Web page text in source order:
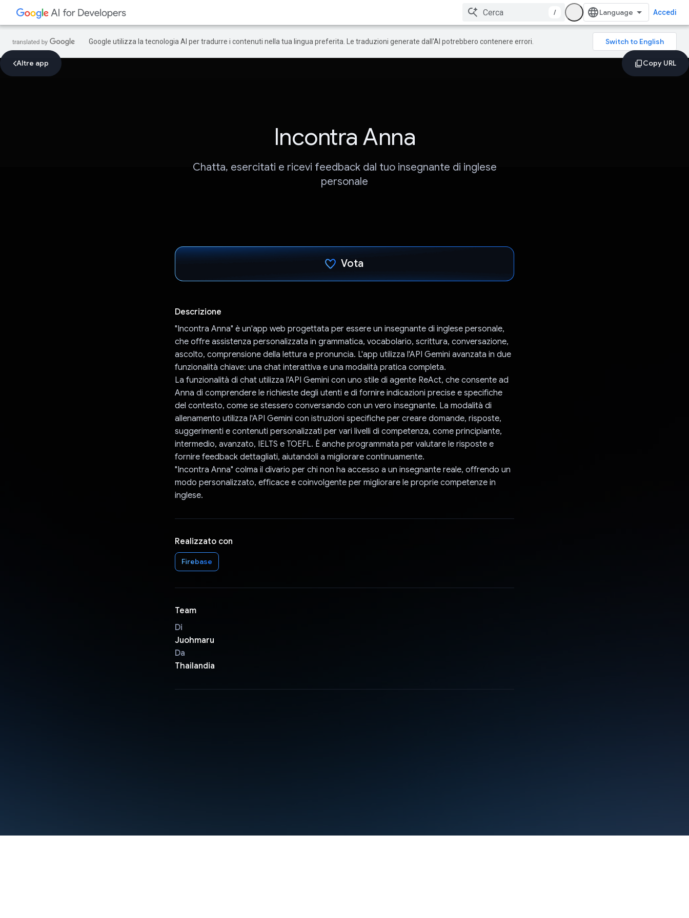
/ Accedi
Google utilizza la tecnologia AI per tradurre i contenuti nella tua lingua preferita. Le traduzioni generate dall'AI potrebbero contenere errori.
Altre app
Incontra Anna
Chatta, esercitati e ricevi feedback dal tuo insegnante di inglese
personale
Vota
Descrizione
"Incontra Anna" è un'app web progettata per essere un insegnante di inglese personale,
che offre assistenza personalizzata in grammatica, vocabolario, scrittura, conversazione,
ascolto, comprensione della lettura e pronuncia. L'app utilizza l'API Gemini avanzata in due
funzionalità chiave: una chat interattiva e una modalità pratica completa.
La funzionalità di chat utilizza l'API Gemini con uno stile di agente ReAct, che consente ad
Anna di comprendere le richieste degli utenti e di fornire indicazioni precise e specifiche
del contesto, come se stessero conversando con un vero insegnante. La modalità di
allenamento utilizza l'API Gemini con istruzioni specifiche per creare domande, risposte,
suggerimenti e contenuti personalizzati per vari livelli di competenza, come principiante,
intermedio, avanzato, IELTS e TOEFL. È anche programmata per valutare le risposte e
fornire feedback dettagliati, aiutandoli a migliorare continuamente.
"Incontra Anna" colma il divario per chi non ha accesso a un insegnante reale, offrendo un
modo personalizzato, efficace e coinvolgente per migliorare le proprie competenze in
inglese.
Realizzato con
Firebase
Team
Di
Juohmaru
Da
Thailandia